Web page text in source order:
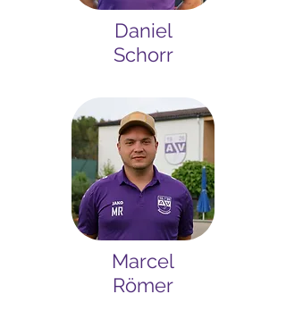
Daniel
Schorr
Marcel
Römer